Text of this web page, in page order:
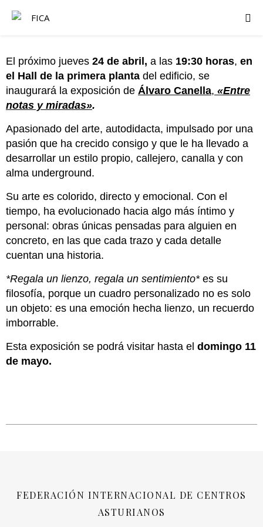
El próximo jueves 24 de abril, a las 19:30 horas, en
el Hall de la primera planta del edificio, se
inaugurará la exposición de Álvaro Canella, «Entre
notas y miradas».
Apasionado del arte, autodidacta, impulsado por una
pasión que ha crecido consigo y que le ha llevado a
desarrollar un estilo propio, callejero, canalla y con
alma underground.
Su arte es colorido, directo y emocional. Con el
tiempo, ha evolucionado hacia algo más íntimo y
personal: obras únicas pensadas para alguien en
concreto, en las que cada trazo y cada detalle
cuentan una historia.
*Regala un lienzo, regala un sentimiento* es su
filosofía, porque un cuadro personalizado no es solo
un objeto: es una emoción hecha lienzo, un recuerdo
imborrable.
Esta exposición se podrá visitar hasta el domingo 11
de mayo.
FEDERACIÓN INTERNACIONAL DE CENTROS
ASTURIANOS